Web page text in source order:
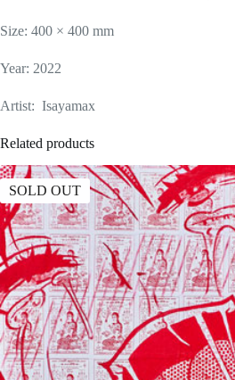
Size: 400 × 400 mm
Year: 2022
Artist: Isayamax
Related products
SOLD OUT